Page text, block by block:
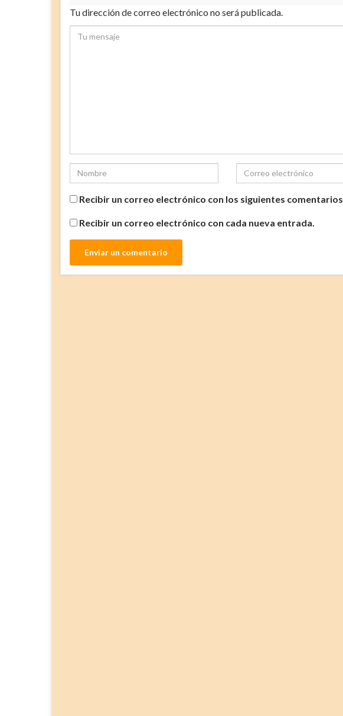
Tu dirección de correo electrónico no será publicada.
Recibir un correo electrónico con los siguientes
Recibir un correo electrónico con cada nueva entrada.